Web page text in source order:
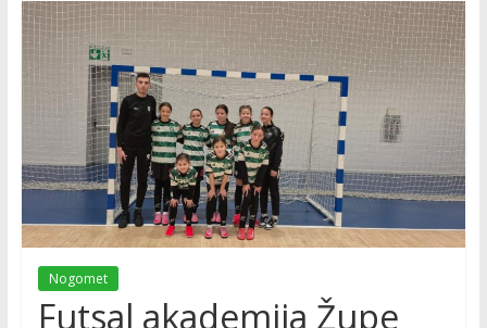
Nogomet
Futsal akademija Župe